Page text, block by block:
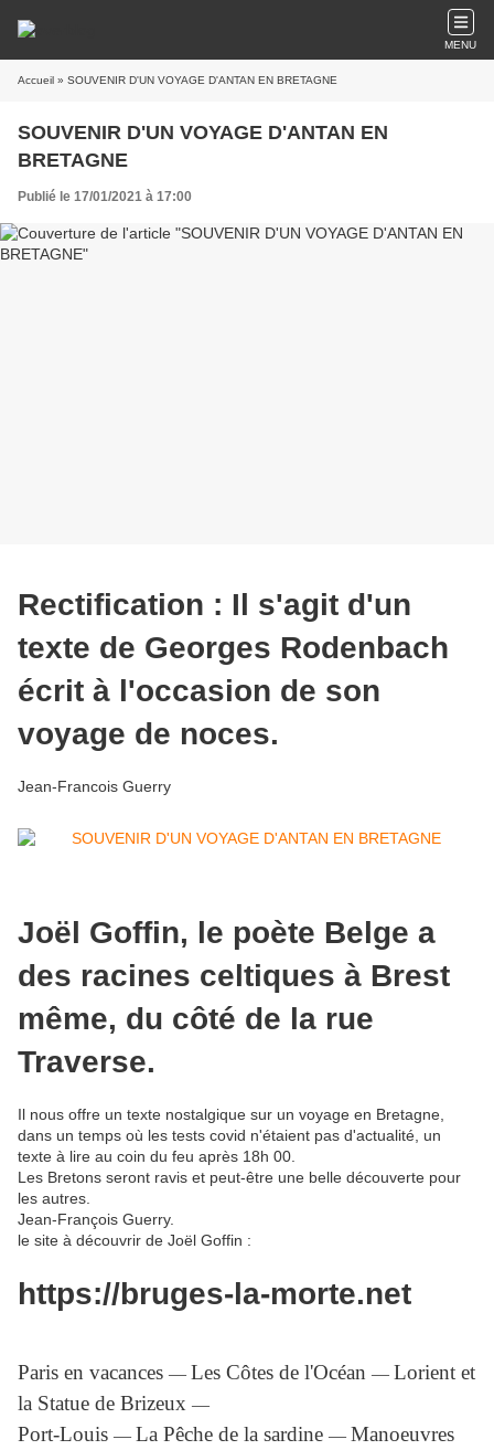
MENU
Accueil » SOUVENIR D'UN VOYAGE D'ANTAN EN BRETAGNE
SOUVENIR D'UN VOYAGE D'ANTAN EN
BRETAGNE
Publié le 17/01/2021 à 17:00
Rectification : Il s'agit d'un
texte de Georges Rodenbach
écrit à l'occasion de son
voyage de noces.
Jean-Francois Guerry
Joël Goffin, le poète Belge a
des racines celtiques à Brest
même, du côté de la rue
Traverse.
Il nous offre un texte nostalgique sur un voyage en Bretagne,
dans un temps où les tests covid n'étaient pas d'actualité, un
texte à lire au coin du feu après 18h 00.
Les Bretons seront ravis et peut-être une belle découverte pour
les autres.
Jean-François Guerry.
le site à découvrir de Joël Goffin :
https://bruges-la-morte.net
Paris en vacances ― Les Côtes de l'Océan ― Lorient et
la Statue de Brizeux ―
Port-Louis ― La Pêche de la sardine ― Manoeuvres